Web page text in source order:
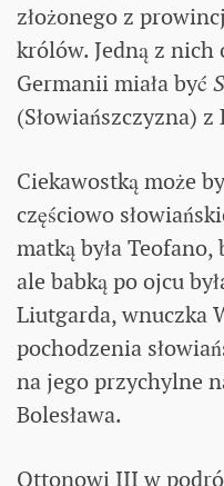
złożonego z
królów. Jedną z
Germanii miała być
(Słowiańszczyzna)
Ciekawostką może
częściowo
matką była
ale babką po ojcu
Liutgarda, wnuczka
pochodzenia
na jego przychylne
Bolesława.
Ottonowi III w